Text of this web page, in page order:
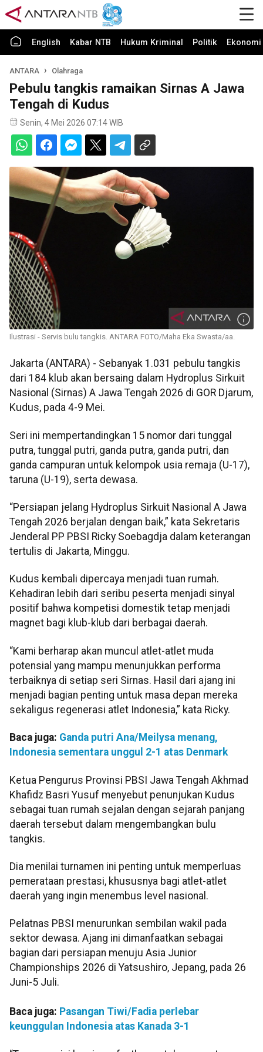
English Kabar NTB Hukum Kriminal Politik
ANTARA Olahraga
Pebulu tangkis ramaikan Sirnas A Jawa
Tengah di Kudus
Senin, 4 Mei 2026 07:14 WIB
Ilustrasi - Servis bulu tangkis. ANTARA FOTO/Maha Eka Swasta/aa.
Jakarta (ANTARA) - Sebanyak 1.031 pebulu tangkis
dari 184 klub akan bersaing dalam Hydroplus Sirkuit
Nasional (Sirnas) A Jawa Tengah 2026 di GOR Djarum,
Kudus, pada 4-9 Mei.
Seri ini mempertandingkan 15 nomor dari tunggal
putra, tunggal putri, ganda putra, ganda putri, dan
ganda campuran untuk kelompok usia remaja (U-17),
taruna (U-19), serta dewasa.
“Persiapan jelang Hydroplus Sirkuit Nasional A Jawa
Tengah 2026 berjalan dengan baik,” kata Sekretaris
Jenderal PP PBSI Ricky Soebagdja dalam keterangan
tertulis di Jakarta, Minggu.
Kudus kembali dipercaya menjadi tuan rumah.
Kehadiran lebih dari seribu peserta menjadi sinyal
positif bahwa kompetisi domestik tetap menjadi
magnet bagi klub-klub dari berbagai daerah.
“Kami berharap akan muncul atlet-atlet muda
potensial yang mampu menunjukkan performa
terbaiknya di setiap seri Sirnas. Hasil dari ajang ini
menjadi bagian penting untuk masa depan mereka
sekaligus regenerasi atlet Indonesia,” kata Ricky.
Baca juga: Ganda putri Ana/Meilysa menang,
Indonesia sementara unggul 2-1 atas Denmark
Ketua Pengurus Provinsi PBSI Jawa Tengah Akhmad
Khafidz Basri Yusuf menyebut penunjukan Kudus
sebagai tuan rumah sejalan dengan sejarah panjang
daerah tersebut dalam mengembangkan bulu
tangkis.
Dia menilai turnamen ini penting untuk memperluas
pemerataan prestasi, khususnya bagi atlet-atlet
daerah yang ingin menembus level nasional.
Pelatnas PBSI menurunkan sembilan wakil pada
sektor dewasa. Ajang ini dimanfaatkan sebagai
bagian dari persiapan menuju Asia Junior
Championships 2026 di Yatsushiro, Jepang, pada 26
Juni-5 Juli.
Baca juga: Pasangan Tiwi/Fadia perlebar
keunggulan Indonesia atas Kanada 3-1